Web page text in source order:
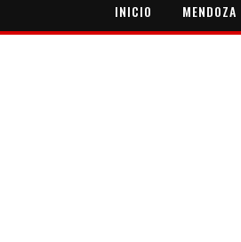
INICIO MENDOZA